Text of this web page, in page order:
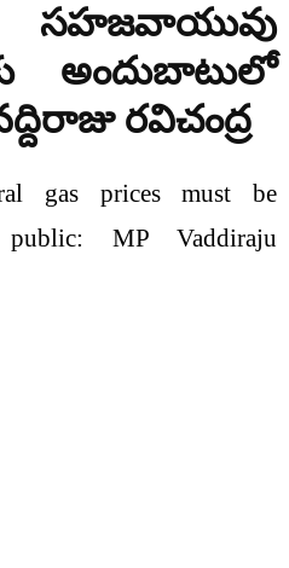
అందుబాటులో
రవిచంద్ర
gas prices must be
MP Vaddiraju